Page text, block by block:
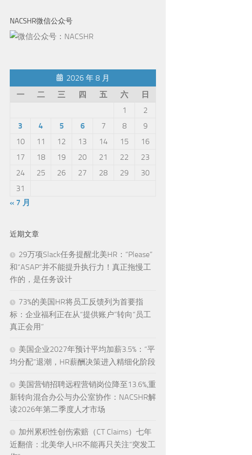
NACSHR微信公众号
2026 年 8 月
一
二 三 四 五 六
日
1
2
3
4 5 6 7 8
9
10
11 12 13 14 15
16
17
18 19 20 21 22
23
24
25 26 27 28 29
30
31
« 7 月
近期文章
29万项Slack任务提醒北美HR：“Please”
和“ASAP”并不能提升执行力！真正拖慢工
作的，是任务设计
73%的美国HR将员工反馈列为首要指
标：企业福利正在从“提供账户”转向“员工
真正会用”
美国企业2027年预计平均加薪3.5%：“平
均分配”退潮，HR薪酬决策进入精细化阶段
美国营销招聘远程营销岗位降至13.6%,重
新转向混合办公与办公室协作：NACSHR解
读2026年第二季度人才市场
加州累积性创伤索赔（CT Claims）七年
近翻倍：北美华人HR不能再只关注“突发工